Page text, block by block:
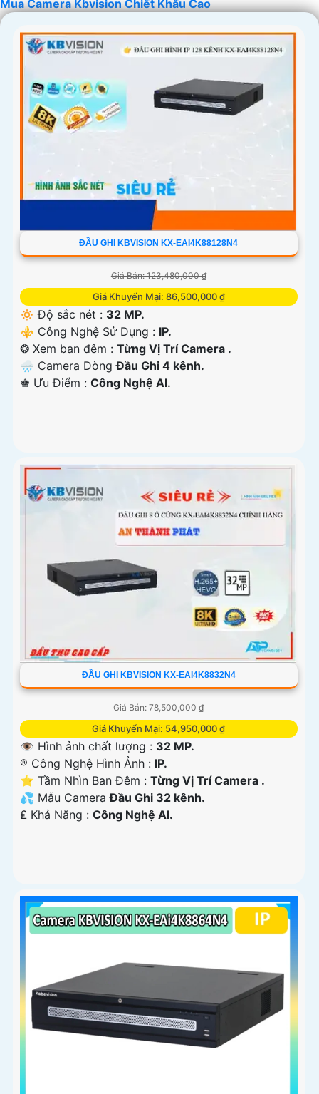
Mua Camera Kbvision Chiết Khấu Cao
ĐẦU GHI KBVISION KX-EAI4K88128N4
Giá Bán: 123,480,000 ₫
Giá Khuyến Mại: 86,500,000 ₫
🔅 Độ sắc nét : 32 MP.
⚜️ Công Nghệ Sử Dụng : IP.
❂ Xem ban đêm : Từng Vị Trí Camera .
🌧️ Camera DòngĐầu Ghi 4 kênh.
️♚ Ưu Điểm : Công Nghệ AI.
ĐẦU GHI KBVISION KX-EAI4K8832N4
Giá Bán: 78,500,000 ₫
Giá Khuyến Mại: 54,950,000 ₫
👁 Hình ảnh chất lượng : 32 MP.
®️ Công Nghệ Hình Ảnh : IP.
⭐ Tầm Nhìn Ban Đêm : Từng Vị Trí Camera .
💦 Mẫu CameraĐầu Ghi 32 kênh.
️₤ Khả Năng : Công Nghệ AI.